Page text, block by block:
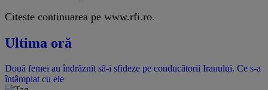
Citeste continuarea pe www.rfi.ro.
Ultima oră
Două femei au îndrăznit să-i sfideze pe conducătorii Iranului. Ce s-a
întâmplat cu ele